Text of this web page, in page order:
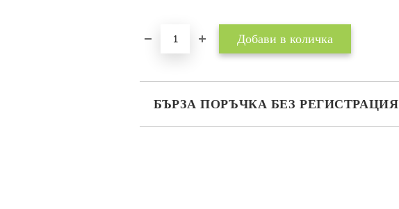
БЪРЗА ПОРЪЧКА БЕЗ РЕГИСТРАЦИЯ